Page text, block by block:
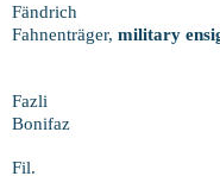
Fändrich
Fahnenträger, military
Fazli
Bonifaz
Fil.